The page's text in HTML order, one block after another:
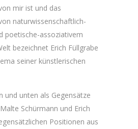
mir ist und das
naturwissenschaftlich-
poetische-assoziativem
bezeichnet Erich Füllgrabe
seiner künstlerischen
und unten als Gegensätze
Schürmann und Erich
Positionen aus